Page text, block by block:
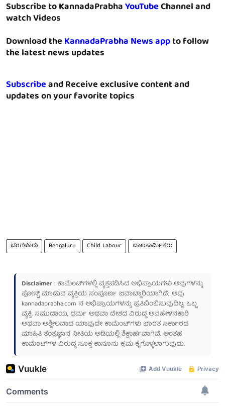
Subscribe to KannadaPrabhaYouTubeChannel and
watch Videos
Download theKannadaPrabha News appto follow
the latest news updates
Subscribeand Receive exclusive content and
updates on your favorite topics
ಬೆಂಗಳೂರು Bengaluru Child Labour ಬಾಲಕಾರ್ಮಿಕರು
Disclaimer: ಕಾಮೆಂಟ್‌ಗಳಲ್ಲಿ ವ್ಯಕ್ತಪಡಿಸಿದ ಅಭಿಪ್ರಾಯಗಳು ಅವುಗಳನ್ನು
ಪೋಸ್ಟ್ ಮಾಡುವ ವ್ಯಕ್ತಿಯ ಸಂಪೂರ್ಣ ಜವಾಬ್ದಾರಿಯಾಗಿದೆ; ಅವು
kannadaprabha.com ನ ಅಭಿಪ್ರಾಯಗಳನ್ನು ಪ್ರತಿಬಿಂಬಿಸುವುದಿಲ್ಲ. ಒಬ್ಬ
ವ್ಯಕ್ತಿ, ಸಮುದಾಯ, ಧರ್ಮ ಅಥವಾ ದೇಶದ ವಿರುದ್ಧ ಅವಹೇಳನಕಾರಿ
ಅಥವಾ ಅಶ್ಲೀಲವಾದ ಯಾವುದೇ ಕಾಮೆಂಟ್‌ಗಳು ಭಾರತ ಸರ್ಕಾರದ
ಮಾಹಿತಿ ತಂತ್ರಜ್ಞಾನ ನೀತಿಯ ಅಡಿಯಲ್ಲಿ ಶಿಕ್ಷಾರ್ಹವಾಗಿವೆ. ಅಂತಹ
ಕಾಮೆಂಟ್‌ಗಳ ವಿರುದ್ಧ ಸೂಕ್ತ ಕಾನೂನು ಕ್ರಮ ಕೈಗೊಳ್ಳಲಾಗುವುದು.